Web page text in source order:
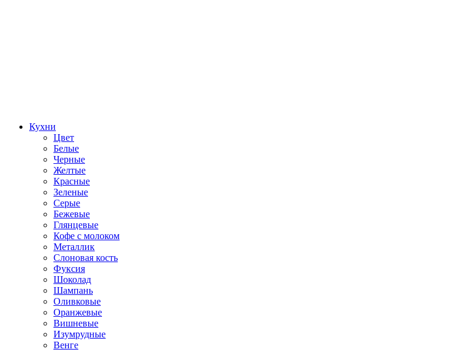
Кухни
Цвет
Белые
Черные
Желтые
Красные
Зеленые
Серые
Бежевые
Глянцевые
Кофе с молоком
Металлик
Слоновая кость
Фуксия
Шоколад
Шампань
Оливковые
Оранжевые
Вишневые
Изумрудные
Венге